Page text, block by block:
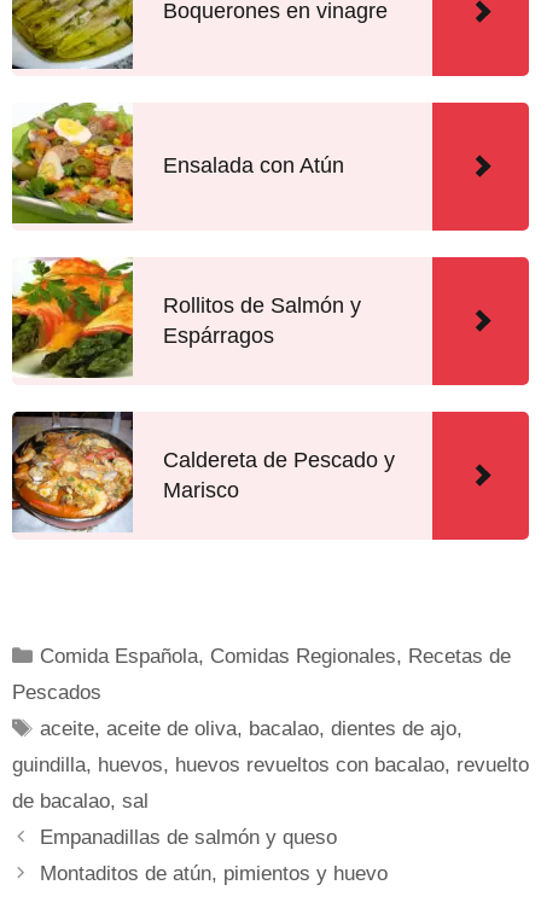
Boquerones en vinagre
Ensalada con Atún
Rollitos de Salmón y
Espárragos
Caldereta de Pescado y
Marisco
Comida Española, Comidas Regionales, Recetas de
Pescados
aceite,aceite de oliva, bacalao,dientes de ajo,
guindilla, huevos, huevos revueltos con bacalao, revuelto
de bacalao, sal
Empanadillas de salmón y queso
Montaditos de atún, pimientos y huevo